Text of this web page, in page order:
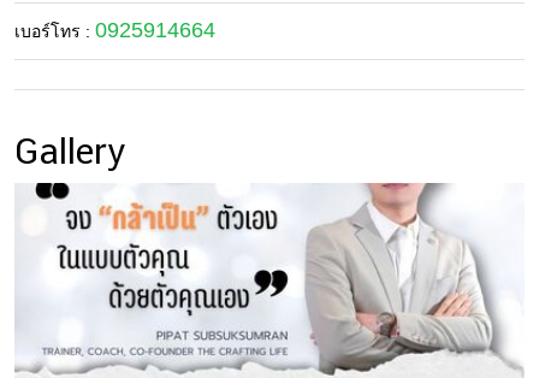
ติดต่อ
โฆษณา
งาน
เรา
เบอร์โทร : 0925914664
Gallery